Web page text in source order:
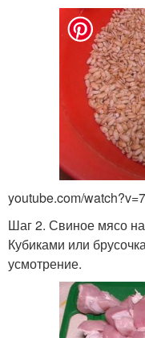
youtube.com/
Шаг 2. Свиное мясо
Кубиками или
усмотрение.